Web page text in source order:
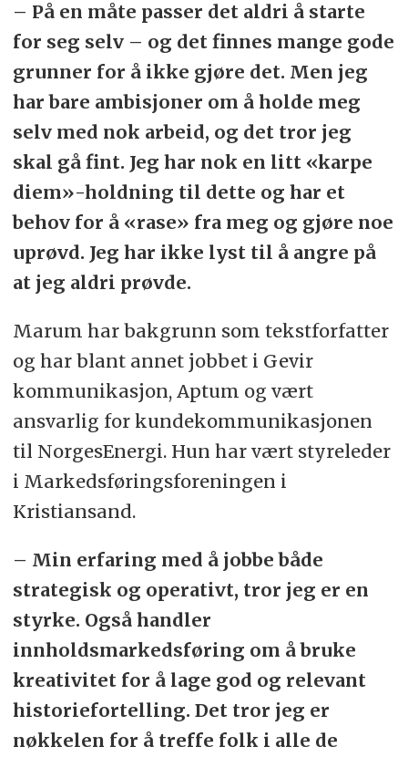
– På en måte passer det aldri å starte
for seg selv – og det finnes mange gode
grunner for å ikke gjøre det. Men jeg
har bare ambisjoner om å holde meg
selv med nok arbeid, og det tror jeg
skal gå fint. Jeg har nok en litt «karpe
diem»-holdning til dette og har et
behov for å «rase» fra meg og gjøre noe
uprøvd. Jeg har ikke lyst til å angre på
at jeg aldri prøvde.
Marum har bakgrunn som tekstforfatter
og har blant annet jobbet i Gevir
kommunikasjon, Aptum og vært
ansvarlig for kundekommunikasjonen
til NorgesEnergi. Hun har vært styreleder
i Markedsføringsforeningen i
Kristiansand.
– Min erfaring med å jobbe både
strategisk og operativt, tror jeg er en
styrke. Også handler
innholdsmarkedsføring om å bruke
kreativitet for å lage god og relevant
historiefortelling. Det tror jeg er
nøkkelen for å treffe folk i alle de